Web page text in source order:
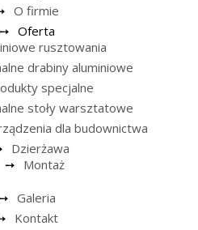
O firmie
Oferta
rusztowania
drabiny aluminiowe
specjalne
stoły warsztatowe
dla budownictwa
Dzierżawa
Montaż
Galeria
Kontakt